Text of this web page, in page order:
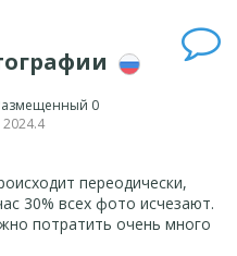
0
переодически,
30% всех фото исчезают.
потратить очень много